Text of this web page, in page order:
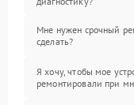
Мне нужен срочный
сделать?
Я хочу, чтобы мое
ремонтировали при